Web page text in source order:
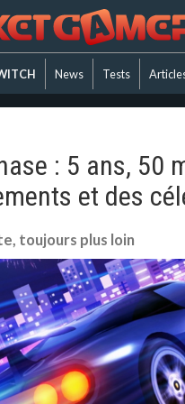
News Tests
: 5 ans, 50
et des
toujours plus loin